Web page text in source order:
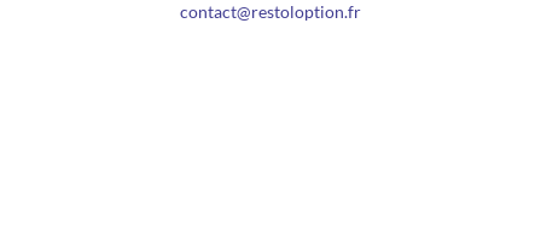
contact@restoloption.fr